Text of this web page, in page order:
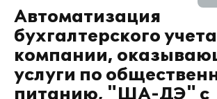
Автоматизация
бухгалтерского
компании,
услуги по
питанию, "ША-ДЭ" с